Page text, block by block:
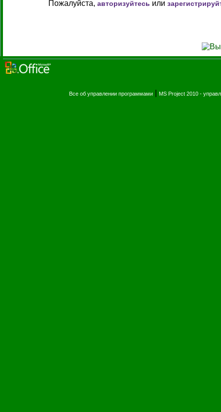
Пожалуйста, авторизуйтесь или
Все об управлении программами MS Project 2010 -